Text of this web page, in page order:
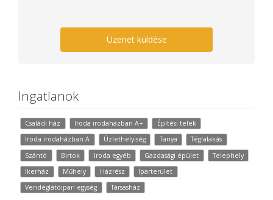
Üzenet küldése
Ingatlanok
Családi ház Iroda irodaházban A+
Építési telek
Iroda irodaházban A
Üzlethelyiség Tanya
Téglalakás
Szántó
Birtok Iroda egyéb Gazdasági épület
Telephely
Ikerház
Műhely Házrész
Iparterület
Vendéglátóipari egység
Társasház